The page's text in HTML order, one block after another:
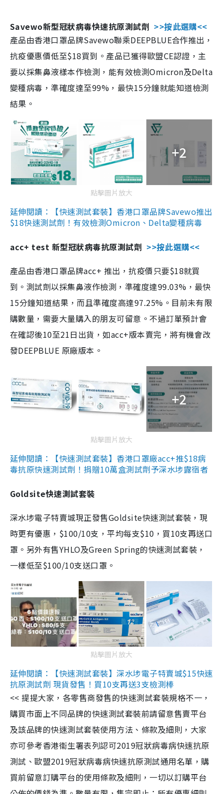
Savewo新型冠狀病毒快速抗原測試劑 >>按此選購<<
產品由香港口罩品牌Savewo聯乘DEEPBLUE合作推出，
抗疫優惠價低至$18買到。產品已獲得歐盟CE認證，主
要以採集鼻液樣本作檢測，能有效檢測Omicron及Delta
變種病毒，準確度達至99%，最快15分鐘就能知道檢測
結果。
+2
點擊圖片放大
延伸閱讀：【快速測試套裝】香港口罩品牌Savewo推出
$18快速測試劑！有效檢測Omicron、Delta變種病毒
acc+ test 新型冠狀病毒抗原測試劑 >>按此選購<<
產品由香港口罩品牌acc+ 推出，抗疫價只要$18就買
到。測試劑以採集鼻液作檢測，準確度達99.03%，最快
15分鐘知道結果，而且準確度高達97.25%。目前未有限
購數量，需要大量購入的朋友可留意。不過訂單預計會
在確認後10至21日出貨，如acc+版本賣完，將有機會改
發DEEPBLUE 原廠版本。
+2
點擊圖片放大
延伸閱讀：【快速測試套裝】香港口罩廠acc+推$18病
毒抗原快速測試劑！捐贈10萬盒測試劑予深水埗露宿者
Goldsite快速測試套裝
深水埗電子特賣城現正發售Goldsite快速測試套裝，現
時更有優惠，$100/10支，平均每支$10，買10支再送口
罩。另外有售YHLO及Green Spring的快速測試套裝，
一樣低至$100/10支送口罩。
點擊圖片放大
延伸閱讀：【快速測試套裝】深水埗電子特賣城$15快速
抗原測試劑 現貨發售！買10支再送3支檢測棒
<< 提提大家，各零售商發售的快速測試套裝規格不一，
購買市面上不同品牌的快速測試套裝前請留意售賣平台
及該品牌的快速測試套裝使用方法、條款及細則，大家
亦可參考香港衞生署表列認可2019冠狀病毒病快速抗原
測試、歐盟2019冠狀病毒病快速抗原測試通用名單，購
買前留意訂購平台的使用條款及細則，一切以訂購平台